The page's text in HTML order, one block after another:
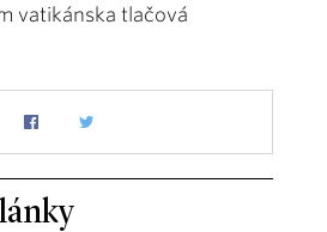
vatikánska tlačová